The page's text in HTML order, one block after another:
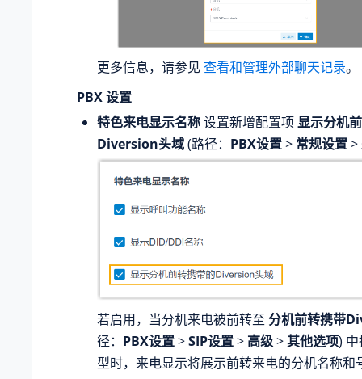
更多信息，请参见 查看和管理外部聊天记录。
PBX 设置
特色来电显示名称设置新增配置项显示分机
Diversion头域(路径： PBX设置> 常规设置>
若启用，当分机来电被前转至 分机前转携带
径： PBX设置>SIP设置> 高级>其他选项)
型时，来电显示将展示前转来电的分机名称和